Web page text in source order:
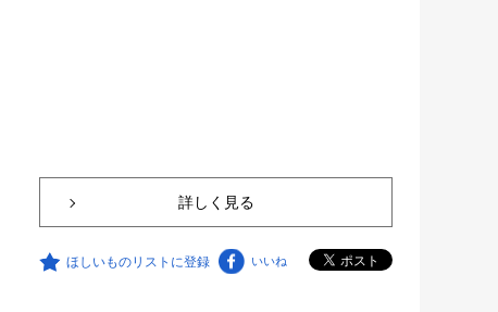
詳しく見る
ほしいものリストに登録 いいね